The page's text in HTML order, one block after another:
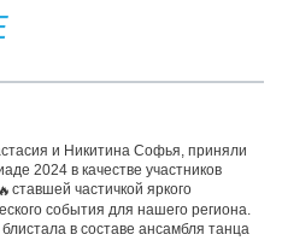
и Никитина Софья, приняли
2024 в качестве участников
ставшей частичкой яркого
события для нашего региона.
в составе ансамбля танца